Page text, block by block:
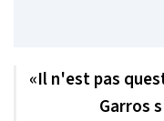
«Il n'est pas
Garros